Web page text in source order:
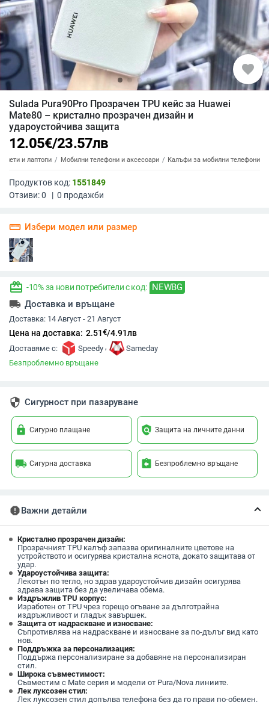
favorite
Sulada Pura90Pro Прозрачен TPU кейс за Huawei
Mate80 – кристално прозрачен дизайн и
удароустойчива защита
12.05€/23.57лв
и лаптопи Мобилни телефони и аксесоари Калъфи за мобилни телефони
Продуктов код: 1551849
Отзиви:0 | 0 продажби
straighten Избери модел или размер
redeem -10% за нови потребители с код: NEWBG
local_shipping Доставка и връщане
Доставка: 14 Август - 21 Август
Цена на доставка: 2.51€/4.91лв
Доставяме с: Speedy ,
Sameday
Безпроблемно връщане
security Сигурност при пазаруване
lock Сигурно плащане policy Защита на личните данни
local_shipping Сигурна доставка assignment_return Безпроблемно връщане
reportВажни детайли
Кристално прозрачен дизайн:
Прозрачният TPU калъф запазва оригиналните цветове на
устройството и осигурява кристална яснота, докато защитава от
удар.
Удароустойчива защита:
Лекотън по тегло, но здрав удароустойчив дизайн осигурява
здрава защита без да увеличава обема.
Издръжлив TPU корпус:
Изработен от TPU чрез горещо огъване за дълготрайна
издръжливост и гладък завършек.
Защита от надраскване и износване:
Съпротивлява на надраскване и износване за по-дълъг вид като
нов.
Поддръжка за персонализация:
Поддържа персонализиране за добавяне на персонализиран
стил.
Широка съвместимост:
Съвместим с Mate серия и модели от Pura/Nova линиите.
Лек луксозен стил:
Лек луксозен стил допълва телефона без да го прави по-обемен.